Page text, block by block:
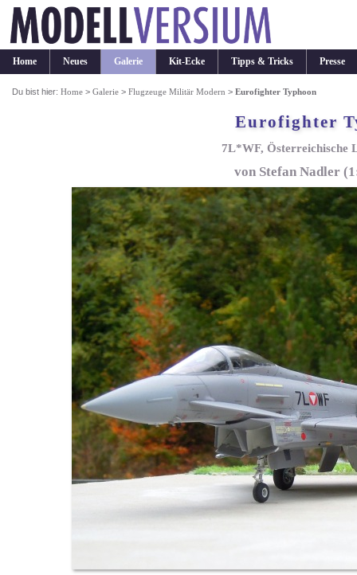
Home Neues Galerie Kit-Ecke Tipps & Tricks Presse
Du bist hier:Home >Galerie >Flugzeuge Militär Modern >Eurofighter Typhoon
Eurofighter
7L*WF, Österreichische
von Stefan Nadler